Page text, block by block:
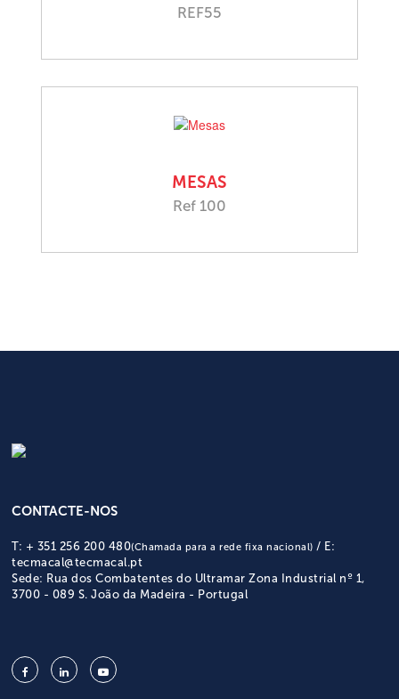
REF55
MESAS
Ref 100
CONTACTE-NOS
T: + 351 256 200 480(Chamada para a rede fixa nacional) / E:
tecmacal@tecmacal.pt
Sede: Rua dos Combatentes do Ultramar Zona Industrial nº 1,
3700 - 089 S. João da Madeira - Portugal